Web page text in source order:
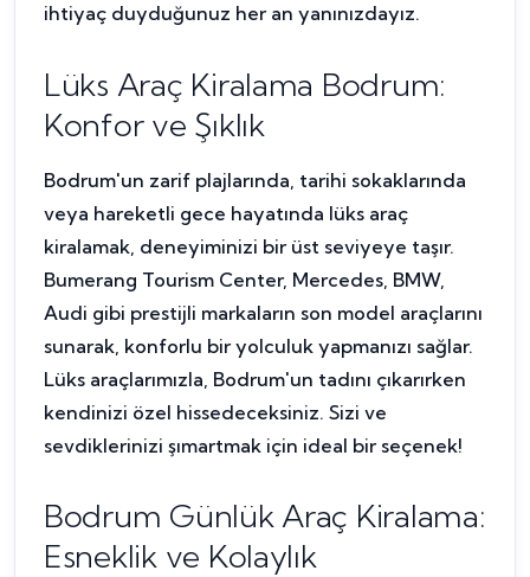
ihtiyaç duyduğunuz her an yanınızdayız.
Lüks Araç Kiralama Bodrum:
Konfor ve Şıklık
Bodrum'un zarif plajlarında, tarihi sokaklarında
veya hareketli gece hayatında lüks araç
kiralamak, deneyiminizi bir üst seviyeye taşır.
Bumerang Tourism Center, Mercedes, BMW,
Audi gibi prestijli markaların son model araçlarını
sunarak, konforlu bir yolculuk yapmanızı sağlar.
Lüks araçlarımızla, Bodrum'un tadını çıkarırken
kendinizi özel hissedeceksiniz. Sizi ve
sevdiklerinizi şımartmak için ideal bir seçenek!
Bodrum Günlük Araç Kiralama:
Esneklik ve Kolaylık